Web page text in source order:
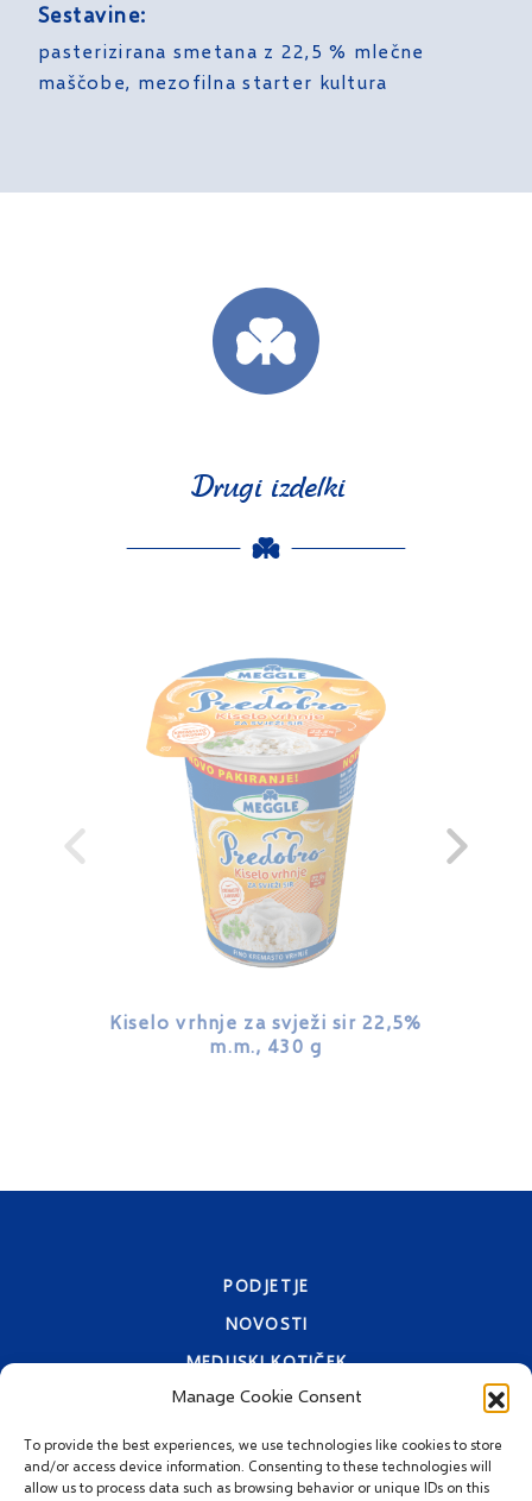
Manage Cookie Consent
To provide the best experiences, we use technologies like cookies to store
and/or access device information. Consenting to these technologies will
allow us to process data such as browsing behavior or unique IDs on this
Sestavine:
pasterizirana smetana z 22,5 % mlečne
maščobe, mezofilna starter kultura
Drugi izdelki
Kiselo vrhnje za svježi sir 22,5%
m.m., 430 g
PODJETJE
NOVOSTI
MEDIJSKI KOTIČEK
KONTAKTI
IZJAVA O ZASEBNOSTI